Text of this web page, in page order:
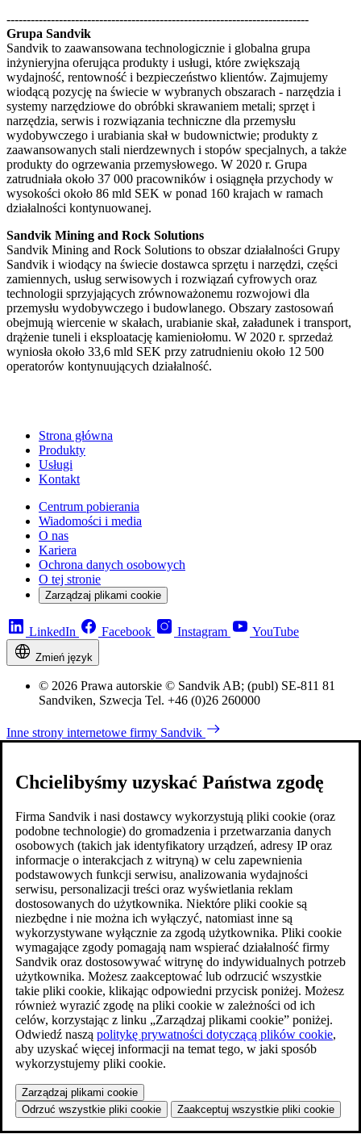
---------------------------------------------------------------------------
Grupa Sandvik
Sandvik to zaawansowana technologicznie i globalna grupa
inżynieryjna oferująca produkty i usługi, które zwiększają
wydajność, rentowność i bezpieczeństwo klientów. Zajmujemy
wiodącą pozycję na świecie w wybranych obszarach - narzędzia i
systemy narzędziowe do obróbki skrawaniem metali; sprzęt i
narzędzia, serwis i rozwiązania techniczne dla przemysłu
wydobywczego i urabiania skał w budownictwie; produkty z
zaawansowanych stali nierdzewnych i stopów specjalnych, a także
produkty do ogrzewania przemysłowego. W 2020 r. Grupa
zatrudniała około 37 000 pracowników i osiągnęła przychody w
wysokości około 86 mld SEK w ponad 160 krajach w ramach
działalności kontynuowanej.
Sandvik Mining and Rock Solutions
Sandvik Mining and Rock Solutions to obszar działalności Grupy
Sandvik i wiodący na świecie dostawca sprzętu i narzędzi, części
zamiennych, usług serwisowych i rozwiązań cyfrowych oraz
technologii sprzyjających zrównoważonemu rozwojowi dla
przemysłu wydobywczego i budowlanego. Obszary zastosowań
obejmują wiercenie w skałach, urabianie skał, załadunek i transport,
drążenie tuneli i eksploatację kamieniołomu. W 2020 r. sprzedaż
wyniosła około 33,6 mld SEK przy zatrudnieniu około 12 500
operatorów kontynuujących działalność.
Strona główna
Produkty
Usługi
Kontakt
Centrum pobierania
Wiadomości i media
O nas
Kariera
Ochrona danych osobowych
O tej stronie
Zarządzaj plikami cookie
LinkedIn Facebook Instagram YouTube
Zmień język
© 2026 Prawa autorskie © Sandvik AB; (publ) SE-811 81
Sandviken, Szwecja Tel. +46 (0)26 260000
Inne strony internetowe firmy Sandvik
Chcielibyśmy uzyskać Państwa zgodę
Firma Sandvik i nasi dostawcy wykorzystują pliki cookie (oraz
podobne technologie) do gromadzenia i przetwarzania danych
osobowych (takich jak identyfikatory urządzeń, adresy IP oraz
informacje o interakcjach z witryną) w celu zapewnienia
podstawowych funkcji serwisu, analizowania wydajności
serwisu, personalizacji treści oraz wyświetlania reklam
dostosowanych do użytkownika. Niektóre pliki cookie są
niezbędne i nie można ich wyłączyć, natomiast inne są
wykorzystywane wyłącznie za zgodą użytkownika. Pliki cookie
wymagające zgody pomagają nam wspierać działalność firmy
Sandvik oraz dostosowywać witrynę do indywidualnych potrzeb
użytkownika. Możesz zaakceptować lub odrzucić wszystkie
takie pliki cookie, klikając odpowiedni przycisk poniżej. Możesz
również wyrazić zgodę na pliki cookie w zależności od ich
celów, korzystając z linku „Zarządzaj plikami cookie” poniżej.
Odwiedź naszą politykę prywatności dotyczącą plików cookie,
aby uzyskać więcej informacji na temat tego, w jaki sposób
wykorzystujemy pliki cookie.
Zarządzaj plikami cookie
Odrzuć wszystkie pliki cookie
Zaakceptuj wszystkie pliki cookie